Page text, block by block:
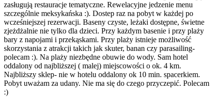
zasługują restauracje tematyczne. Rewelacyjne jedzenie menu
szczególnie meksykańska :). Dostep raz na pobyt w każdej po
wcześniejszej rezerwacji. Baseny czyste, leżaki dostępne, świetne
zjeżdżalnie nie tylko dla dzieci. Przy każdym basenie i przy plaży
bary z napojami i przekąskami. Przy plaży istnieje możliwość
skorzystania z atrakcji takich jak skuter, banan czy parasailing-
polecam :). Na plaży niezbędne obuwie do wody. Sam hotel
oddalony od najbliższej ( malej) miejscowości o ok. 4 km.
Najbliższy sklep- nie w hotelu oddalony ok 10 min. spacerkiem.
Pobyt uważam za udany. Nie ma się do czego przyczepić. Polecam
:)